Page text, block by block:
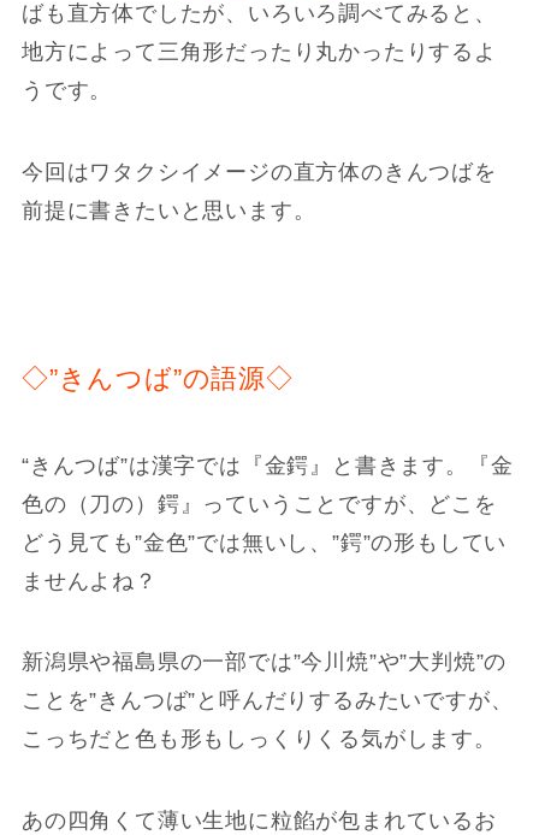
ばも直方体でしたが、いろいろ調べてみると、
地方によって三角形だったり丸かったりするよ
うです。
今回はワタクシイメージの直方体のきんつばを
前提に書きたいと思います。
◇”きんつば”の語源◇
“きんつば”は漢字では『金鍔』と書きます。『金
色の（刀の）鍔』っていうことですが、どこを
どう見ても”金色”では無いし、”鍔”の形もしてい
ませんよね？
新潟県や福島県の一部では”今川焼”や”大判焼”の
ことを”きんつば”と呼んだりするみたいですが、
こっちだと色も形もしっくりくる気がします。
あの四角くて薄い生地に粒餡が包まれているお